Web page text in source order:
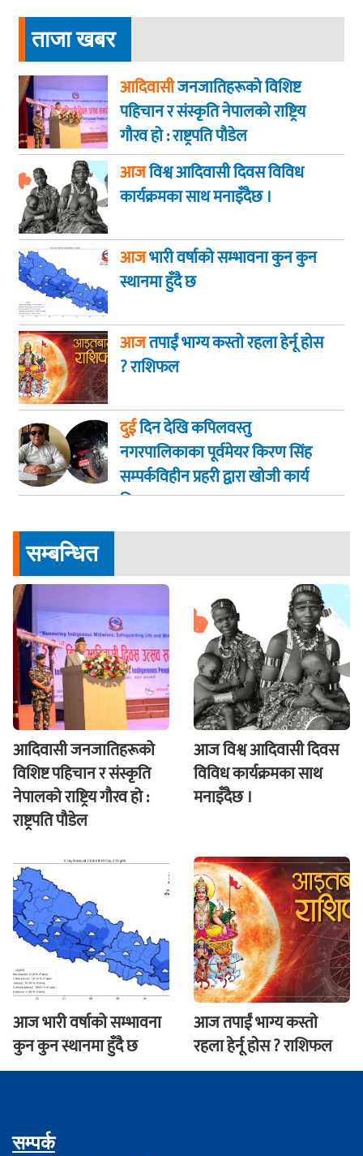
ताजा खबर
आदिवासीजनजातिहरूको विशिष्ट
पहिचान र संस्कृति नेपालको राष्ट्रिय
गौरव हो : राष्ट्रपति पौडेल
आजविश्व आदिवासी दिवस विविध
कार्यक्रमका साथ मनाइँदैछ ।
आजभारी वर्षाको सम्भावना कुन कुन
स्थानमा हुँदै छ
आजतपाईं भाग्य कस्ताे रहला हेर्नू हाेस
? राशिफल
दुईदिन देखि कपिलवस्तु
नगरपालिकाका पूर्वमेयर किरण सिंह
सम्पर्कविहीन प्रहरी द्वारा खाेजी कार्य
तिब्रता
सम्बन्धित
आदिवासी जनजातिहरूको
विशिष्ट पहिचान र संस्कृति
नेपालको राष्ट्रिय गौरव हो :
राष्ट्रपति पौडेल
आज विश्व आदिवासी दिवस
विविध कार्यक्रमका साथ
मनाइँदैछ ।
आज भारी वर्षाको सम्भावना
कुन कुन स्थानमा हुँदै छ
आज तपाईं भाग्य कस्ताे
रहला हेर्नू हाेस ? राशिफल
सम्पर्क